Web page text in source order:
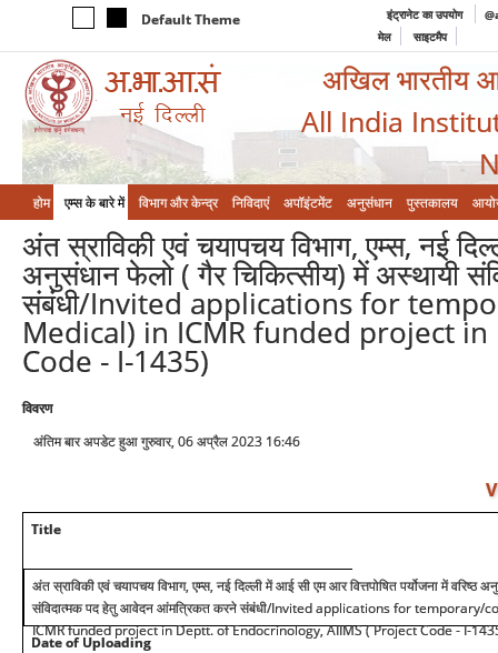
Default Theme इंट्रानेट का उपयोग
मेल
साइटमैप
अखिल भारतीय
All India
होम एम्‍स के बारे में विभाग और केन्‍द्र निविदाएं अपॉइंटमेंट अनुसंधान पुस्तकालय
अंत स्राविकी एवं चयापचय विभाग, एम्स, नई
अनुसंधान फेलो ( गैर चिकित्सीय) में अस्थायी
संबंधी/Invited applications for
Medical) in ICMR funded project
Code - I-1435)
विवरण
अंतिम बार अपडेट हुआ गुरुवार, 06 अप्रैल 2023 16:46
Title
अंत स्राविकी एवं चयापचय विभाग, एम्स, नई दिल्ली में आई सी एम आर वित्तपोषित पर्योजना में वरिष्ठ
संविदात्मक पद हेतु आवेदन आंमत्रिकत करने संबंधी/Invited applications for temporary/
ICMR funded project in Deptt. of Endocrinology, AIIMS ( Project Code - I-
Date of Uploading